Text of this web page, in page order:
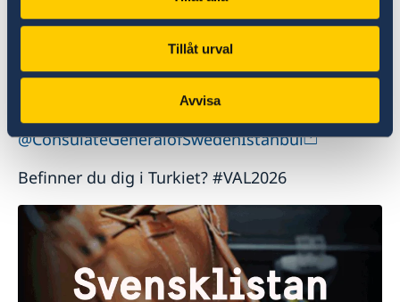
Tillåt urval
Avvisa
Bilder © Paulina Cederskär 2020
@ConsulateGeneralofSwedenIstanbul
Befinner du dig i Turkiet? #VAL2026